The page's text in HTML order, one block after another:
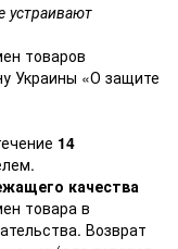
устраивают
товаров
Украины «О защите
14
качества
товара в
Возврат